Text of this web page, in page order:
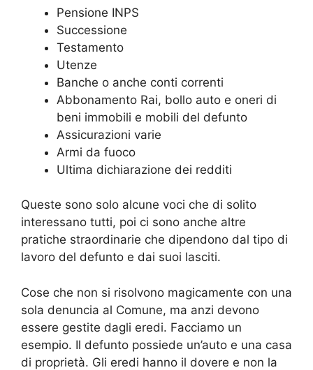
Pensione INPS
Successione
Testamento
Utenze
Banche o anche conti correnti
Abbonamento Rai, bollo auto e oneri di
beni immobili e mobili del defunto
Assicurazioni varie
Armi da fuoco
Ultima dichiarazione dei redditi
Queste sono solo alcune voci che di solito
interessano tutti, poi ci sono anche altre
pratiche straordinarie che dipendono dal tipo di
lavoro del defunto e dai suoi lasciti.
Cose che non si risolvono magicamente con una
sola denuncia al Comune, ma anzi devono
essere gestite dagli eredi. Facciamo un
esempio. Il defunto possiede un’auto e una casa
di proprietà. Gli eredi hanno il dovere e non la